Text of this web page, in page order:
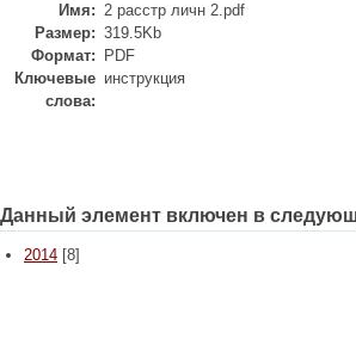
Имя: 2 расстр личн 2.pdf
Размер: 319.5Kb
Формат:
PDF
Ключевые
слова:
инструкция
Данный элемент включен в
2014 [8]